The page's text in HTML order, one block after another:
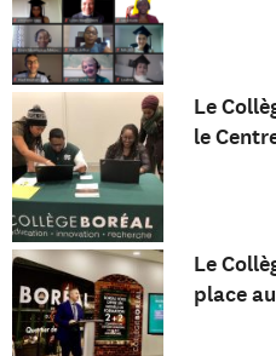
Le
le
Le
place